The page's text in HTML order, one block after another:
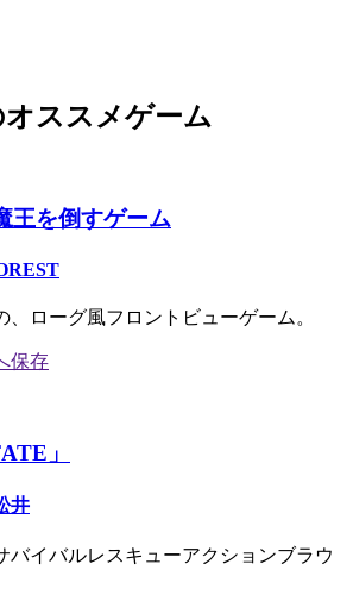
ススメゲーム
王を倒すゲーム
、ローグ風フロントビューゲーム。
」
井
バイバルレスキューアクションブラウ